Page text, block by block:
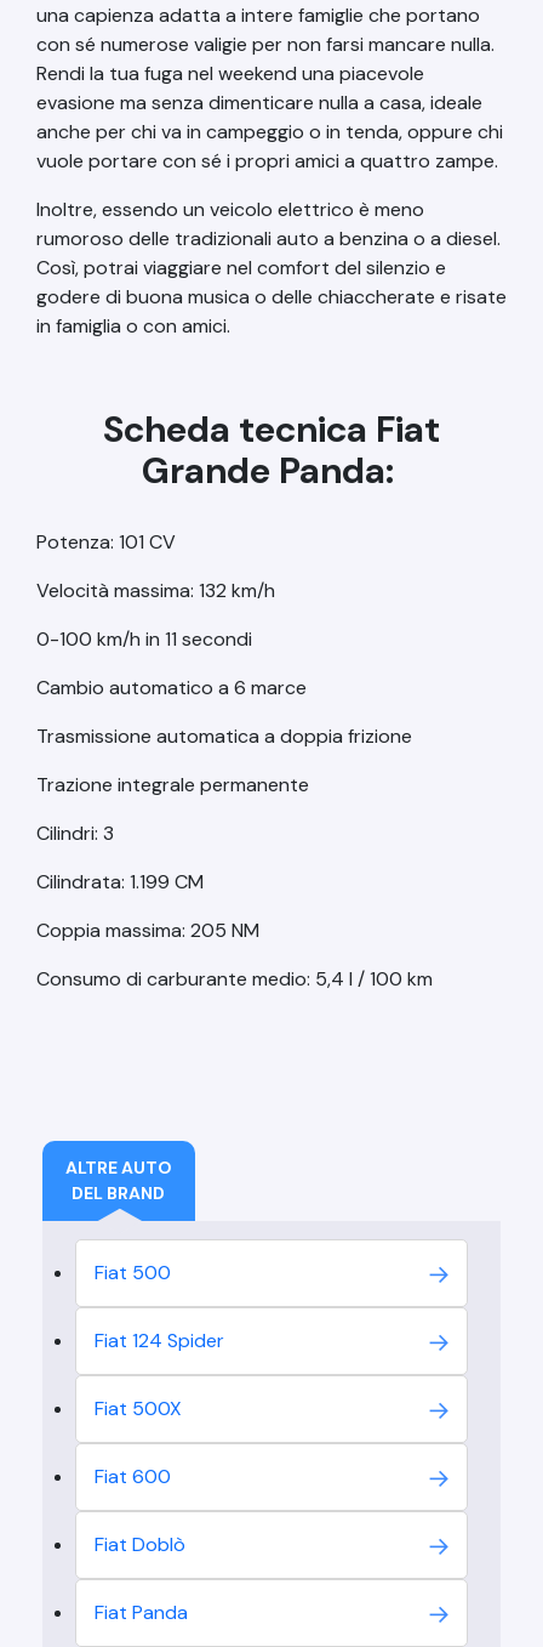
una capienza adatta a intere famiglie che portano
con sé numerose valigie per non farsi mancare nulla.
Rendi la tua fuga nel weekend una piacevole
evasione ma senza dimenticare nulla a casa, ideale
anche per chi va in campeggio o in tenda, oppure chi
vuole portare con sé i propri amici a quattro zampe.
Inoltre, essendo un veicolo elettrico è meno
rumoroso delle tradizionali auto a benzina o a diesel.
Così, potrai viaggiare nel comfort del silenzio e
godere di buona musica o delle chiaccherate e risate
in famiglia o con amici.
Scheda tecnica Fiat
Grande Panda:
Potenza: 101 CV
Velocità massima: 132 km/h
0-100 km/h in 11 secondi
Cambio automatico a 6 marce
Trasmissione automatica a doppia frizione
Trazione integrale permanente
Cilindri: 3
Cilindrata: 1.199 CM
Coppia massima: 205 NM
Consumo di carburante medio: 5,4 l / 100 km
ALTRE AUTO
DEL BRAND
Fiat 500
Fiat 124 Spider
Fiat 500X
Fiat 600
Fiat Doblò
Fiat Panda